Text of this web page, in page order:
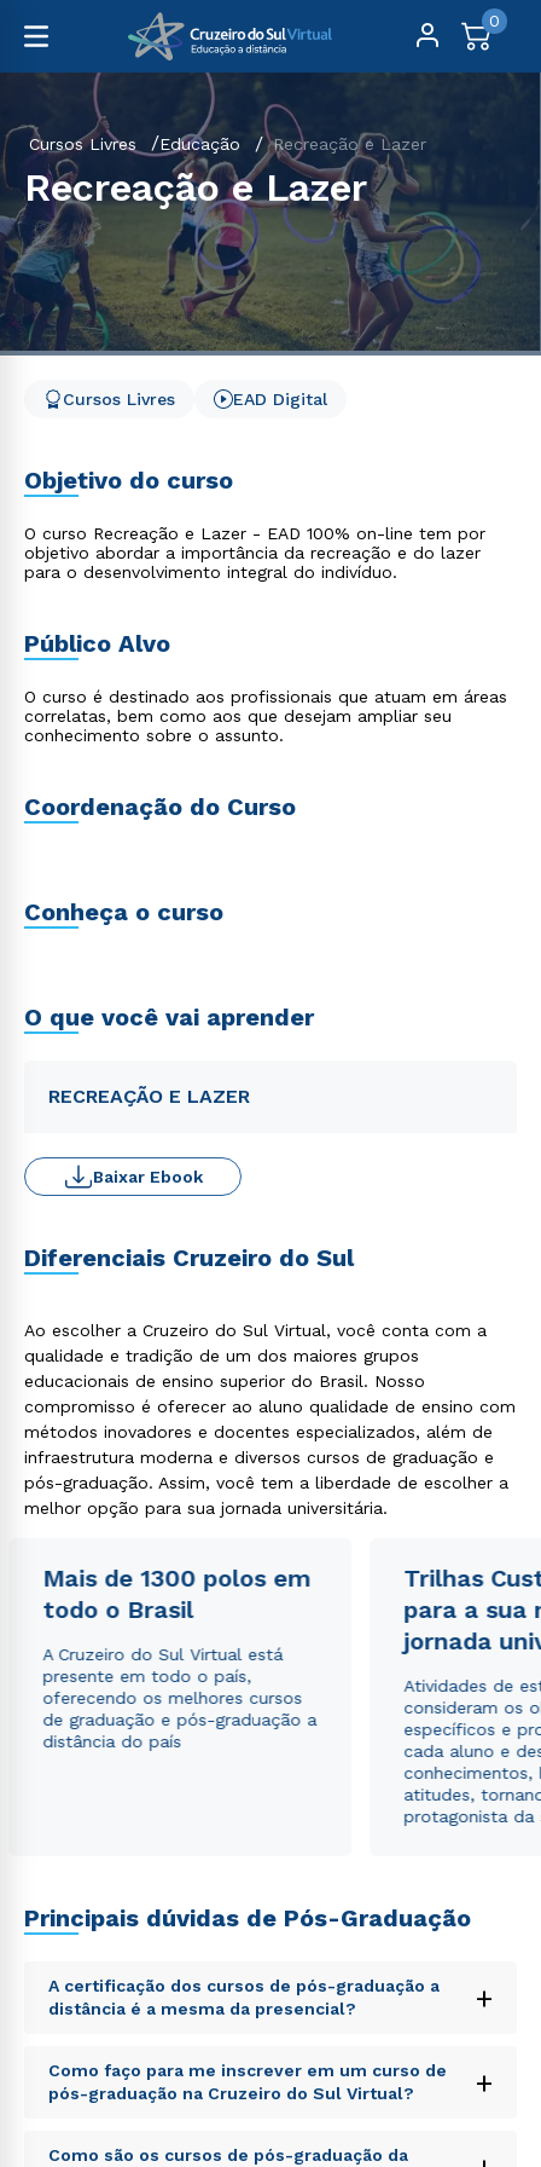
0
Cursos Livres Educação Recreação e Lazer
Recreação e Lazer
Cursos Livres EAD Digital
Objetivo do curso
O curso Recreação e Lazer - EAD 100% on-line tem por
objetivo abordar a importância da recreação e do lazer
para o desenvolvimento integral do indivíduo.
Público Alvo
O curso é destinado aos profissionais que atuam em áreas
correlatas, bem como aos que desejam ampliar seu
conhecimento sobre o assunto.
Coordenação do Curso
Conheça o curso
O que você vai aprender
RECREAÇÃO E LAZER
Baixar Ebook
Diferenciais Cruzeiro do Sul
Ao escolher a Cruzeiro do Sul Virtual, você conta com a
qualidade e tradição de um dos maiores grupos
educacionais de ensino superior do Brasil. Nosso
compromisso é oferecer ao aluno qualidade de ensino com
métodos inovadores e docentes especializados, além de
infraestrutura moderna e diversos cursos de graduação e
pós-graduação. Assim, você tem a liberdade de escolher a
melhor opção para sua jornada universitária.
Mais de 1300 polos em
todo o Brasil
A Cruzeiro do Sul Virtual está
presente em todo o país,
oferecendo os melhores cursos
de graduação e pós-graduação a
distância do país
Trilhas
para a sua
jornada
Atividades de
consideram os
específicos e
cada aluno e
conhecimentos,
atitudes,
protagonista da
Principais dúvidas de Pós-Graduação
A certificação dos cursos de pós-graduação a
distância é a mesma da presencial?
+
Sed ut perspiciatis unde omnis iste natus error sit
voluptatem accusantium doloremque laudantium,
totam rem aperiam, eaque ipsa quae ab illo inventore
explicabo. Nemo enim ipsam voluptatem quia
Como faço para me inscrever em um curso de
pós-graduação na Cruzeiro do Sul Virtual?
+
Sed ut perspiciatis unde omnis iste natus error sit
Como são os cursos de pós-graduação da
Rápido e fácil
WhatsApp